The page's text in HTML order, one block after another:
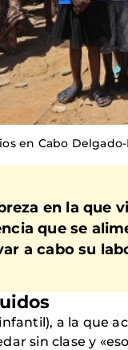
en Cabo
en la que
que se
a cabo su
a la que
sin clase y